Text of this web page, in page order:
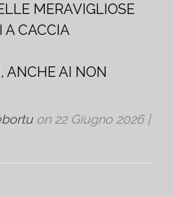
MERAVIGLIOSE
A CACCIA
ANCHE AI NON
on 22 Giugno 2026|